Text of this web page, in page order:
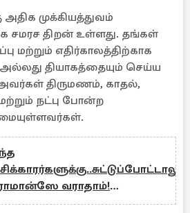
அதிக முக்கியத்துவம்
சமரச திறன் உள்ளது. தங்கள்
மற்றும் எதிர்காலத்திற்காக
அல்லது தியாகத்தையும் செய்ய
திருமணம், காதல்,
நட்பு போன்ற
வராதாம்!
இருக்கா?